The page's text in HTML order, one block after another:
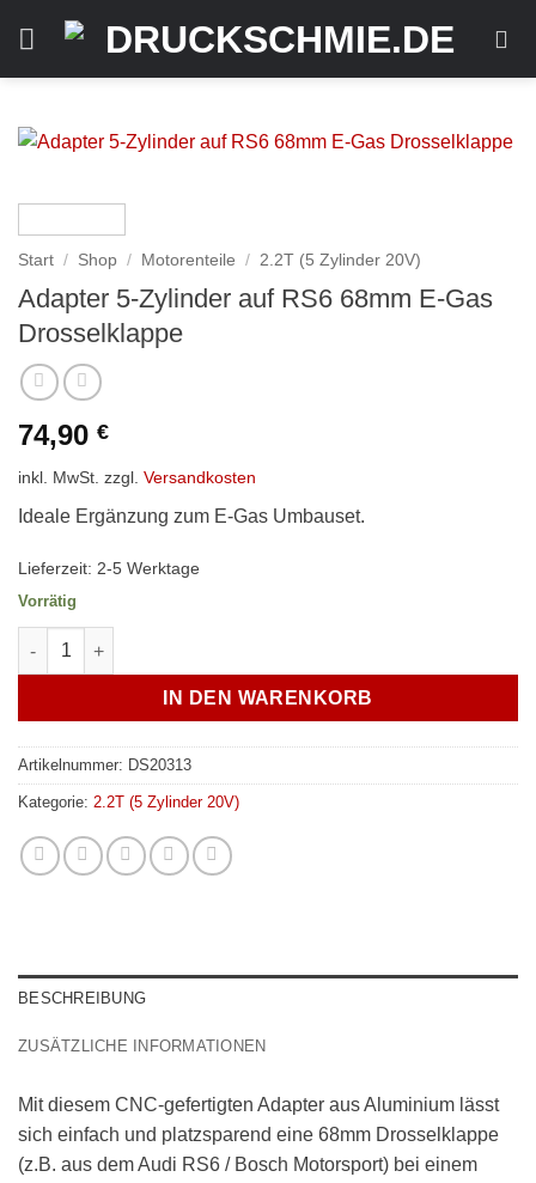
Inhalt
springen
Start / Shop / Motorenteile / 2.2T (5 Zylinder 20V)
Adapter 5-Zylinder auf RS6 68mm E-Gas
Drosselklappe
74,90 €
inkl. MwSt. zzgl. Versandkosten
Ideale Ergänzung zum E-Gas Umbauset.
Lieferzeit: 2-5 Werktage
Vorrätig
Adapter 5-Zylinder auf RS6 68mm E-Gas Drosselklappe Menge
IN DEN WARENKORB
Artikelnummer: DS20313
Kategorie: 2.2T (5 Zylinder 20V)
BESCHREIBUNG
ZUSÄTZLICHE INFORMATIONEN
Mit diesem CNC-gefertigten Adapter aus Aluminium lässt
sich einfach und platzsparend eine 68mm Drosselklappe
(z.B. aus dem Audi RS6 / Bosch Motorsport) bei einem